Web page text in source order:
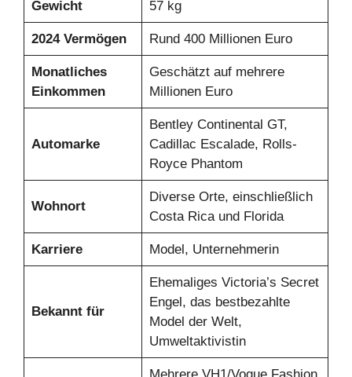
Gewicht 57 kg
2024 Vermögen Rund 400 Millionen Euro
Monatliches
Einkommen
Geschätzt auf mehrere
Millionen Euro
Automarke
Bentley Continental GT,
Cadillac Escalade, Rolls-
Royce Phantom
Wohnort
Diverse Orte, einschließlich
Costa Rica und Florida
Karriere Model, Unternehmerin
Bekannt für
Ehemaliges Victoria’s Secret
Engel, das bestbezahlte
Model der Welt,
Umweltaktivistin